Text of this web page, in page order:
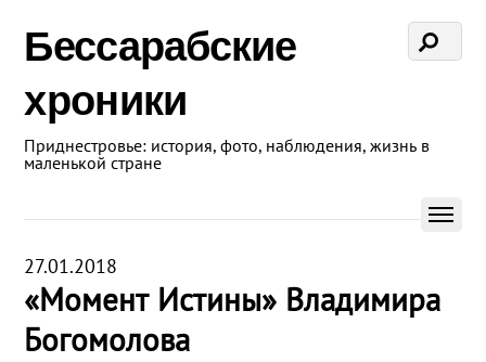
Бессарабские
хроники
Приднестровье: история, фото, наблюдения, жизнь в
маленькой стране
27.01.2018
«Момент Истины» Владимира
Богомолова